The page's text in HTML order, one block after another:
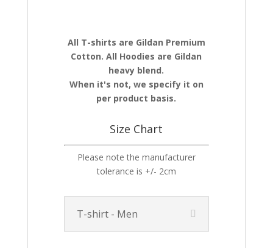
All T-shirts are Gildan Premium
Cotton. All Hoodies are Gildan
heavy blend.
When it's not, we specify it on
per product basis.
Size Chart
Please note the manufacturer
tolerance is +/- 2cm
T-shirt - Men